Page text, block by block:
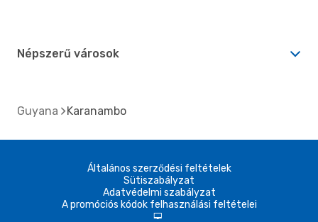
Népszerű városok
Guyana Karanambo
Általános szerződési feltételek
Sütiszabályzat
Adatvédelmi szabályzat
A promóciós kódok felhasználási feltételei
d